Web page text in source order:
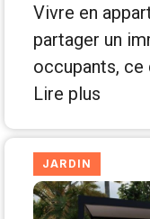
Vivre en
partager un
occupants,
Lire plus
JARDIN